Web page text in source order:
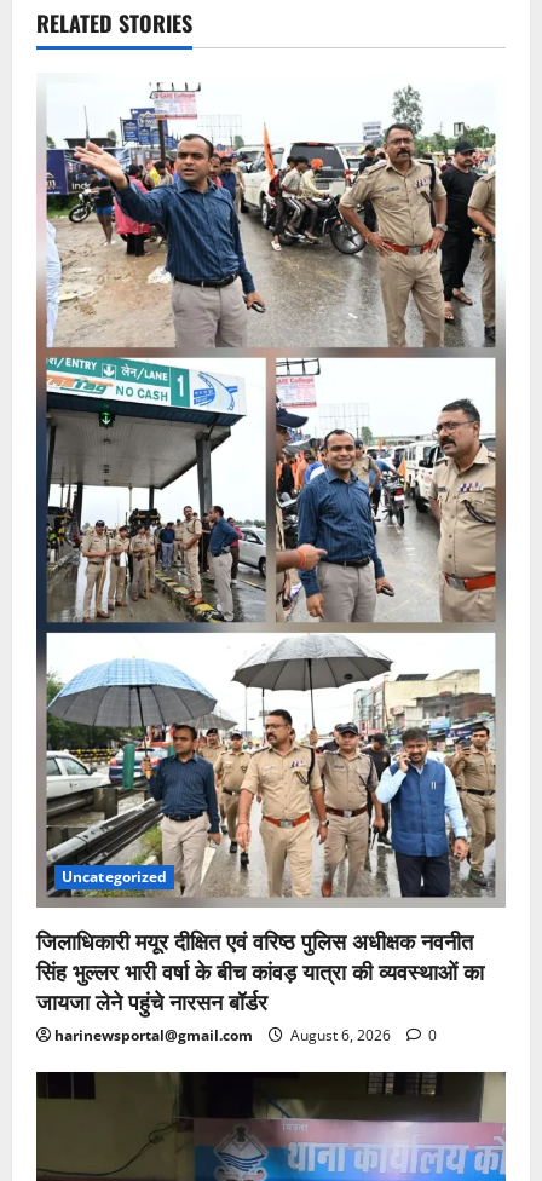
RELATED STORIES
Uncategorized
जिलाधिकारी मयूर दीक्षित एवं वरिष्ठ पुलिस अधीक्षक नवनीत
सिंह भुल्लर भारी वर्षा के बीच कांवड़ यात्रा की व्यवस्थाओं का
जायजा लेने पहुंचे नारसन बॉर्डर
harinewsportal@gmail.com August 6, 2026 0